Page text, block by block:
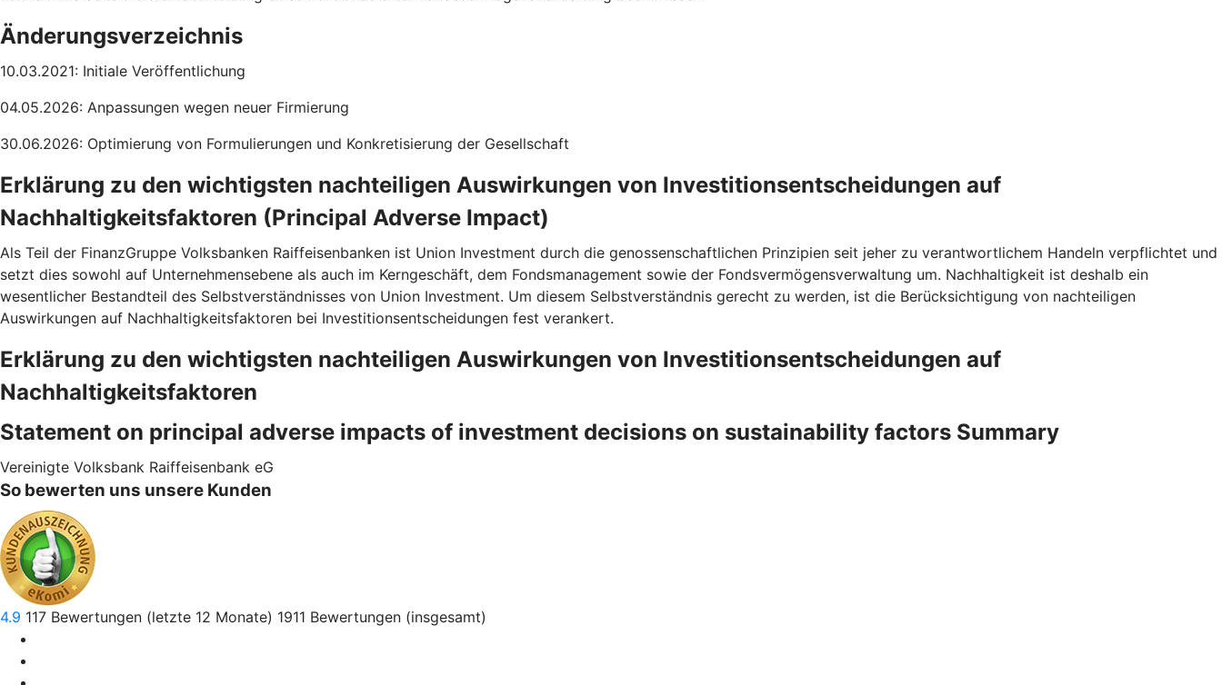
Änderungsverzeichnis
10.03.2021: Initiale Veröffentlichung
04.05.2026: Anpassungen wegen neuer Firmierung
30.06.2026: Optimierung von Formulierungen und Konkretisierung der Gesellschaft
Erklärung zu den wichtigsten nachteiligen Auswirkungen von Investitionsentscheidungen auf
Nachhaltigkeitsfaktoren (Principal Adverse Impact)
Als Teil der FinanzGruppe Volksbanken Raiffeisenbanken ist Union Investment durch die genossenschaftlichen Prinzipien seit jeher zu verantwortlichem Handeln verpflichtet und
setzt dies sowohl auf Unternehmensebene als auch im Kerngeschäft, dem Fondsmanagement sowie der Fondsvermögensverwaltung um. Nachhaltigkeit ist deshalb ein
wesentlicher Bestandteil des Selbstverständnisses von Union Investment. Um diesem Selbstverständnis gerecht zu werden, ist die Berücksichtigung von nachteiligen
Auswirkungen auf Nachhaltigkeitsfaktoren bei Investitionsentscheidungen fest verankert.
Erklärung zu den wichtigsten nachteiligen Auswirkungen von Investitionsentscheidungen auf
Nachhaltigkeitsfaktoren
Statement on principal adverse impacts of investment decisions on sustainability factors Summary
Vereinigte Volksbank Raiffeisenbank eG
So bewerten uns unsere Kunden
4.9 117 Bewertungen (letzte 12 Monate) 1911 Bewertungen (insgesamt)